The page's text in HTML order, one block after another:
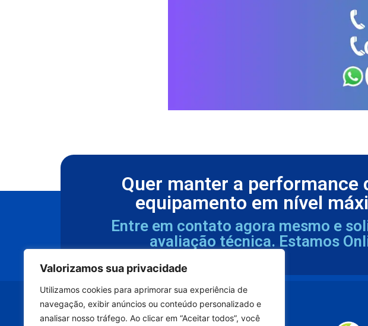
Valorizamos sua privacidade
Utilizamos cookies para aprimorar sua experiência de
navegação, exibir anúncios ou conteúdo personalizado e
analisar nosso tráfego. Ao clicar em “Aceitar todos”, você
Quer manter a performance
equipamento em nível
Entre em contato agora mesmo e
avaliação técnica. Estamos